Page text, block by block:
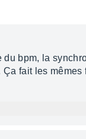
bpm, la
fait les